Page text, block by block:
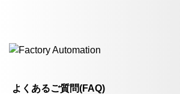
よくあるご質問(FAQ)